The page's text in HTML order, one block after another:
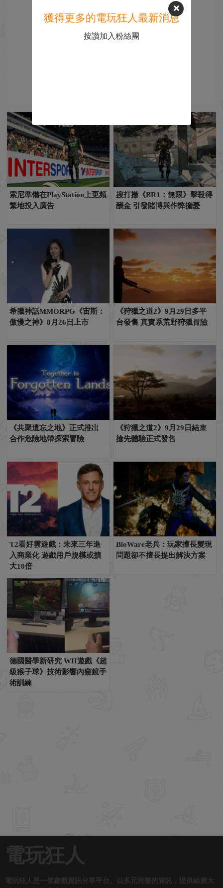
索尼準備在PlayStation上更頻
繁地投入廣告
搜打撤《BR1：無限》擊殺得
酬金 引發賭博與作弊擔憂
希臘神話MMORPG《宙斯：
傲慢之神》8月26日上市
《狩獵之道2》9月29日多平
台發售 真實系荒野狩獵冒險
《共聚遺忘之地》正式推出
合作危險地帶探索冒險
《狩獵之道2》9月29日結束
搶先體驗正式發售
T2看好雲遊戲：未來三年進
入商業化 遊戲用戶規模或擴
大10倍
BioWare老兵：玩家擅長髮現
問題卻不擅長提出解決方案
德國醫學新研究 WII遊戲《超
級猴子球》技術影響內窺鏡手
術訓練
獲得更多的電玩狂人最新消息
按讚加入粉絲團
電玩狂人
電玩狂人是一個遊戲資訊分享平台。以多元完整的資訊，提供給廣大